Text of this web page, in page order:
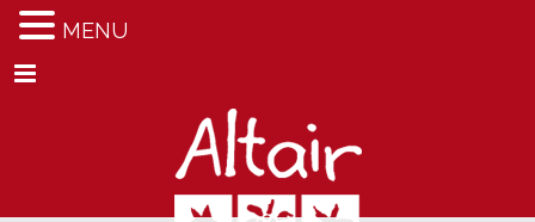
Menu
MENU